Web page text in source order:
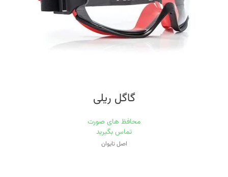
گاگل ریلی
محافظ های صورت
تماس بگیرید
اصل تایوان